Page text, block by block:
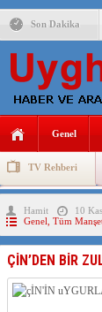
Son Dakika
Genel
TV Rehberi
Uygurlarda
Hamit
10
Genel Tüm
ÇİN’DEN BİR